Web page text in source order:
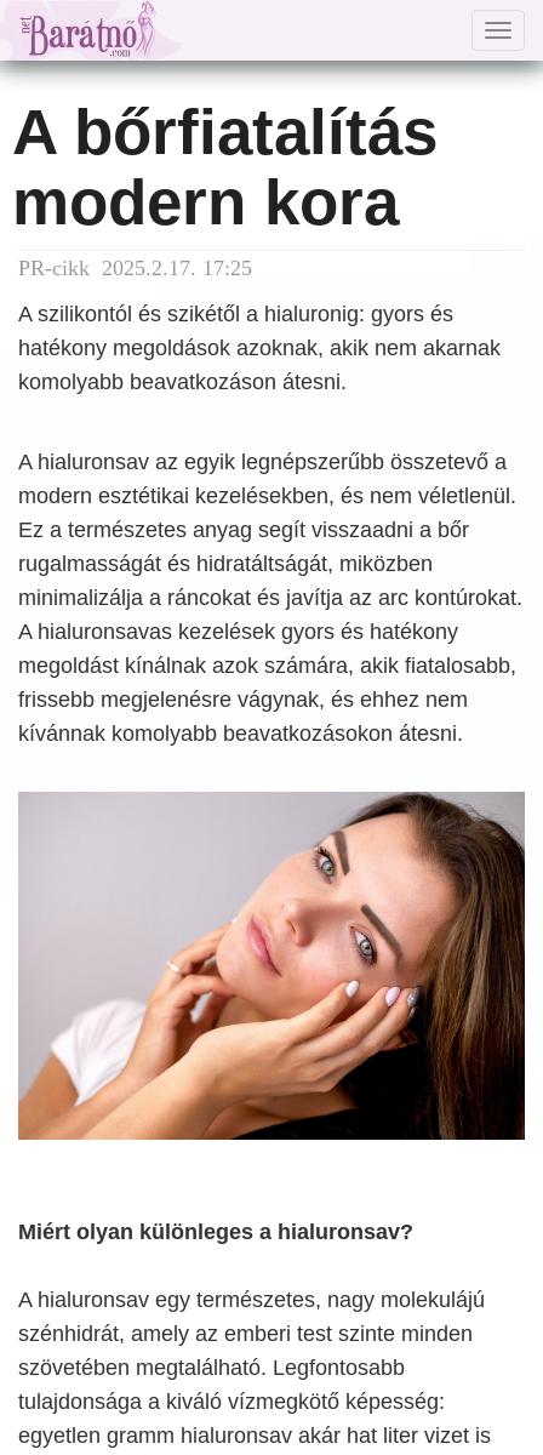
A bőrfiatalítás
modern kora
PR-cikk 2025.2.17. 17:25
A szilikontól és szikétől a hialuronig: gyors és
hatékony megoldások azoknak, akik nem akarnak
komolyabb beavatkozáson átesni.
A hialuronsav az egyik legnépszerűbb összetevő a
modern esztétikai kezelésekben, és nem véletlenül.
Ez a természetes anyag segít visszaadni a bőr
rugalmasságát és hidratáltságát, miközben
minimalizálja a ráncokat és javítja az arc kontúrokat.
A hialuronsavas kezelések gyors és hatékony
megoldást kínálnak azok számára, akik fiatalosabb,
frissebb megjelenésre vágynak, és ehhez nem
kívánnak komolyabb beavatkozásokon átesni.
Miért olyan különleges a hialuronsav?
A hialuronsav egy természetes, nagy molekulájú
szénhidrát, amely az emberi test szinte minden
szövetében megtalálható. Legfontosabb
tulajdonsága a kiváló vízmegkötő képesség:
egyetlen gramm hialuronsav akár hat liter vizet is